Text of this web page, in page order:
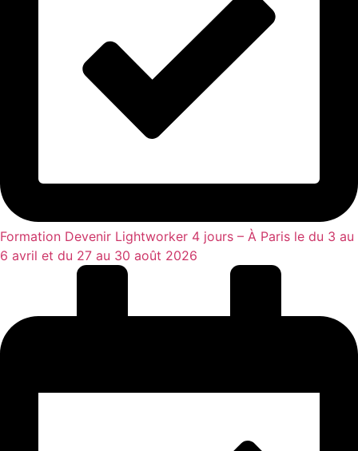
Formation Devenir Lightworker 4 jours – À Paris le du 3 au
6 avril et du 27 au 30 août 2026